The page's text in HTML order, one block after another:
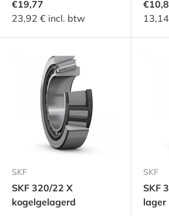
€19,77
23,92 € incl. btw
SKF
SKF 320/22 X
kogelgelagerd
SKF
SKF
lager